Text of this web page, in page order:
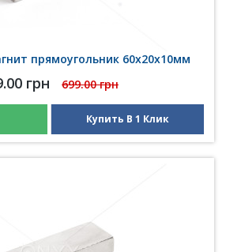
прямоугольник 60х20х10мм
грн 699.00 грн
Купить В 1 Клик